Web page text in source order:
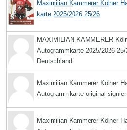
Maximilian Kammerer Kölner
karte 2025/2026 25/26
MAXIMILIAN KAMMERER
Autogrammkarte 2025/2026 25/
Deutschland
Maximilian Kammerer Kölner
Autogrammkarte original
Maximilian Kammerer Kölner